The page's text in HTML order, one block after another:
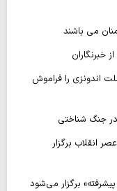
می باشند
خبرنگاران
اندونزی را فراموش
در جنگ شناختی
انقلاب برگزار
برگزار می‌شود